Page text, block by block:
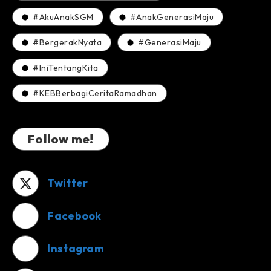
#AkuAnakSGM #AnakGenerasiMaju
#BergerakNyata #GenerasiMaju
#IniTentangKita
#KEBBerbagiCeritaRamadhan
Follow me!
Twitter
Facebook
Instagram